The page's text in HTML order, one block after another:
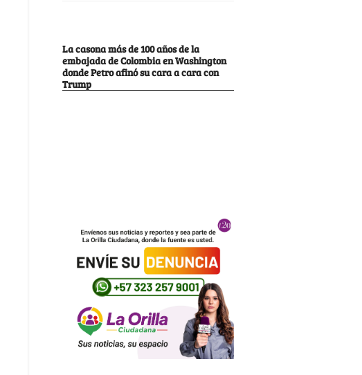
La casona más de 100 años de la
embajada de Colombia en Washington
donde Petro afinó su cara a cara con
Trump